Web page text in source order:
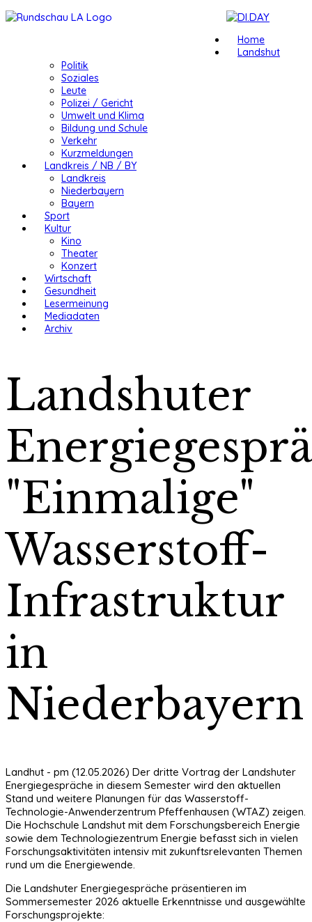
Home
Landshut
Politik
Soziales
Leute
Polizei / Gericht
Umwelt und Klima
Bildung und Schule
Verkehr
Kurzmeldungen
Landkreis / NB / BY
Landkreis
Niederbayern
Bayern
Sport
Kultur
Kino
Theater
Konzert
Wirtschaft
Gesundheit
Lesermeinung
Mediadaten
Archiv
Landshuter
"Einmalige"
Wasserstoff-
Infrastruktur
in
Niederbayern
Landhut - pm (12.05.2026) Der dritte Vortrag der Landshuter
Energiegespräche in diesem Semester wird den aktuellen
Stand und weitere Planungen für das Wasserstoff-
Technologie-Anwenderzentrum Pfeffenhausen (WTAZ) zeigen.
Die Hochschule Landshut mit dem Forschungsbereich Energie
sowie dem Technologiezentrum Energie befasst sich in vielen
Forschungsaktivitäten intensiv mit zukunftsrelevanten Themen
rund um die Energiewende.
Die Landshuter Energiegespräche präsentieren im
Sommersemester 2026 aktuelle Erkenntnisse und ausgewählte
Forschungsprojekte: